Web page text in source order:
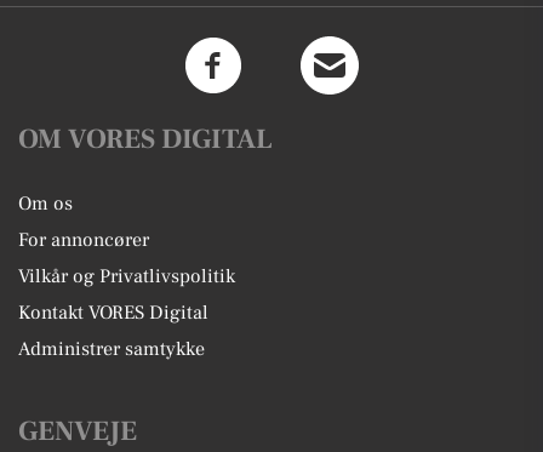
OM VORES DIGITAL
Om os
For annoncører
Vilkår og Privatlivspolitik
Kontakt VORES Digital
Administrer samtykke
GENVEJE